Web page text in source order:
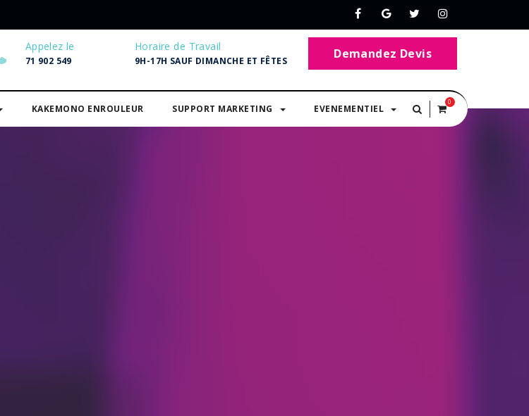
Appelez le
71 902 549
Horaire de Travail
9H-17H SAUF DIMANCHE ET FÊTES Demandez Devis
KAKEMONO ENROULEUR SUPPORT MARKETING EVENEMENTIEL
0